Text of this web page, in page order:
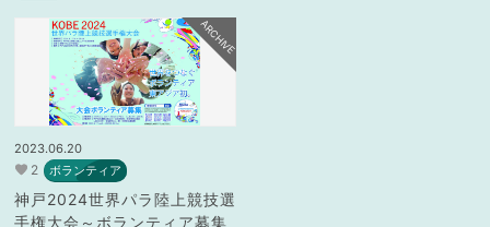
ARCHIVE
2023.06.20
2 ボランティア
神戸2024世界パラ陸上競技選
手権大会～ボランティア募集